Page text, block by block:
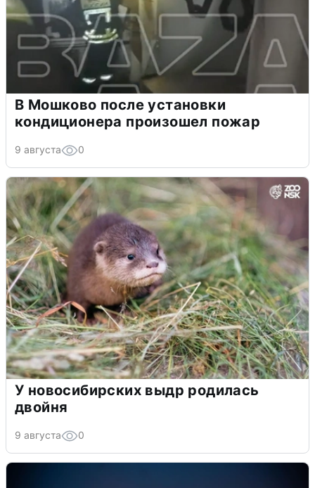
В Мошково после установки
кондиционера произошел пожар
9 августа 0
У новосибирских выдр родилась
двойня
9 августа 0